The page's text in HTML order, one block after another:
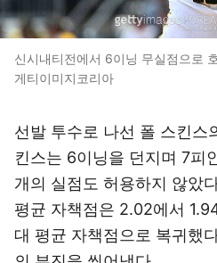
신시내티전에서 6이닝 무실점으로
게티이미지코리아
선발 투수로 나선 폴 스킨스
킨스는 6이닝을 던지며 7피
개의 실점도 허용하지 않았
평균 자책점은 2.02에서
대 평균 자책점으로 복귀했